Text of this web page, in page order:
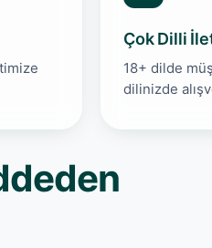
Çok Dilli
18+ dilde
dilinizde